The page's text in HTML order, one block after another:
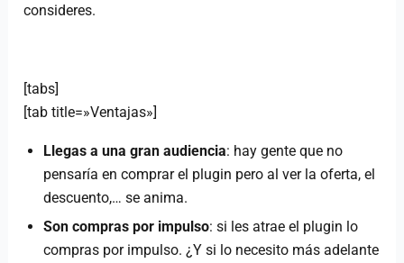
consideres.
[tabs]
[tab title=»Ventajas»]
Llegas a una gran audiencia: hay gente que no
pensaría en comprar el plugin pero al ver la oferta, el
descuento,… se anima.
Son compras por impulso: si les atrae el plugin lo
compras por impulso. ¿Y si lo necesito más adelante